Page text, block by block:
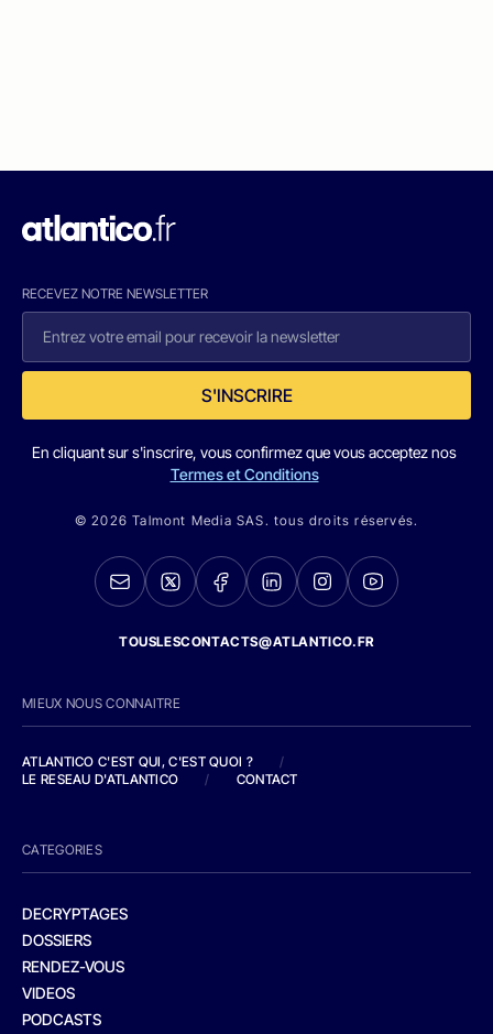
RECEVEZ NOTRE NEWSLETTER
S'INSCRIRE
En cliquant sur s'inscrire, vous confirmez que vous acceptez nos
Termes et Conditions
© 2026 Talmont Media SAS. tous droits réservés.
TOUSLESCONTACTS@ATLANTICO.FR
MIEUX NOUS CONNAITRE
ATLANTICO C'EST QUI, C'EST QUOI ?
/
LE RESEAU D'ATLANTICO
/ CONTACT
CATEGORIES
DECRYPTAGES
DOSSIERS
RENDEZ-VOUS
VIDEOS
PODCASTS